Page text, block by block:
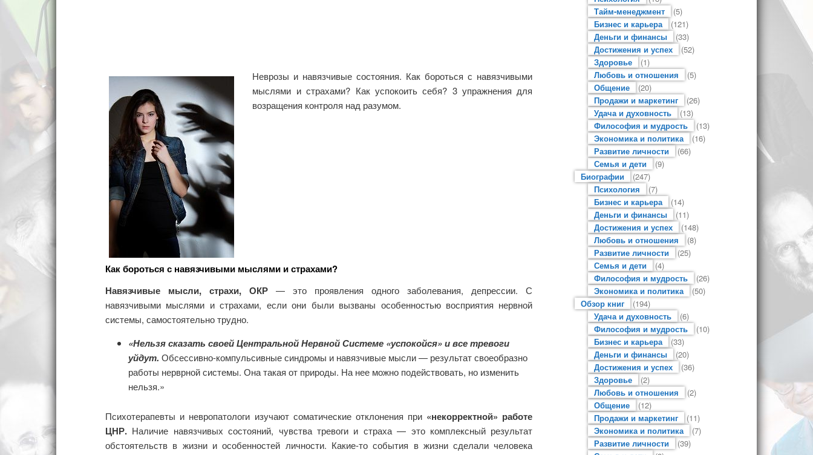
Неврозы и навязчивые состояния. Как бороться с навязчивыми
мыслями и страхами? Как успокоить себя? 3 упражнения для
возращения контроля над разумом.
Как бороться с навязчивыми мыслями и страхами?
Навязчивые мысли, страхи, ОКР — это проявления одного заболевания, депрессии. С
навязчивыми мыслями и страхами, если они были вызваны особенностью восприятия нервной
системы, самостоятельно трудно.
«Нельзя сказать своей Центральной Нервной Системе «успокойся» и все тревоги
уйдут. Обсессивно-компульсивные синдромы и навязчивые мысли — результат своеобразно
работы нерврной системы. Она такая от природы. На нее можно подействовать, но изменить
нельзя.»
Психотерапевты и невропатологи изучают соматические отклонения при «некорректной» работе
ЦНР. Наличие навязчивых состояний, чувства тревоги и страха — это комплексный результат
обстоятельств в жизни и особенностей личности. Какие-то события в жизни сделали человека
Тайм-менеджмент
(5)
Бизнес и карьера
(121)
Деньги и финансы
(33)
Достижения и успех
(52)
Здоровье
(1)
Любовь и отношения
(5)
Общение
(20)
Продажи и маркетинг
(26)
Удача и духовность
(13)
Философия и мудрость
(13)
Экономика и политика
(16)
Развитие личности
(66)
Семья и дети
(9)
Биографии
(247)
Психология
(7)
Бизнес и карьера
(14)
Деньги и финансы
(11)
Достижения и успех
(148)
Любовь и отношения
(8)
Развитие личности
(25)
Семья и дети
(4)
Философия и мудрость
(26)
Экономика и политика
(50)
Обзор книг
(194)
Удача и духовность
(6)
Философия и мудрость
(10)
Бизнес и карьера
(33)
Деньги и финансы
(20)
Достижения и успех
(36)
Здоровье
(2)
Любовь и отношения
(2)
Общение
(12)
Продажи и маркетинг
(11)
Экономика и политика
(7)
Развитие личности
(39)